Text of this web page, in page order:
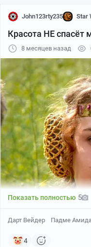
John123rty235 Star
Красота НЕ спасёт
8 месяцев назад
Показать полностью 5
Дарт Вейдер Падме
4